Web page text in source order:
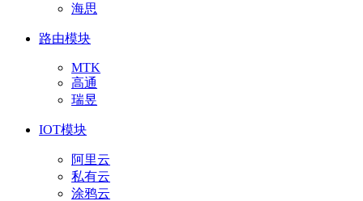
海思
路由模块
MTK
高通
瑞昱
IOT模块
阿里云
私有云
涂鸦云